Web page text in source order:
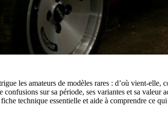
les amateurs de modèles rares : d’où vient-elle,
sur sa période, ses variantes et sa valeur
technique essentielle et aide à comprendre ce